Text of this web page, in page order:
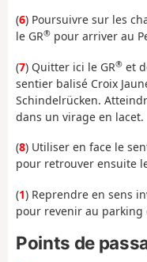
(6) Poursuivre sur les
le GR® pour arriver au
(7) Quitter ici le GR® et
sentier balisé Croix
Schindelrücken.
dans un virage en lacet.
(8) Utiliser en face le
pour retrouver ensuite
(1) Reprendre en sens
pour revenir au parking
Points de